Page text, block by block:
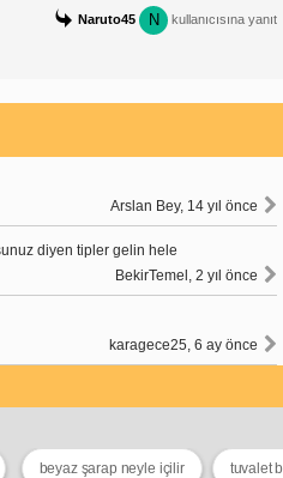
Naruto45 N kullanıcısına yanıt
Arslan Bey, 14 yıl önce
diyen tipler gelin hele
BekirTemel, 2 yıl önce
karagece25, 6 ay önce
beyaz şarap neyle içilir tuvalet